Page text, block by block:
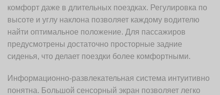
комфорт даже в длительных поездках. Регулировка по
высоте и углу наклона позволяет каждому водителю
найти оптимальное положение. Для пассажиров
предусмотрены достаточно просторные задние
сиденья, что делает поездки более комфортными.
Информационно-развлекательная система интуитивно
понятна. Большой сенсорный экран позволяет легко